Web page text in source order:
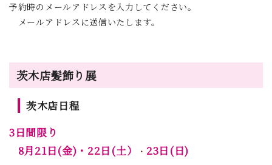
予約時のメールアドレスを入力してください。
メールアドレスに送信いたします。
茨木店髪飾り展
茨木店日程
3日間限り
8月21日(金)・22日(土）
・ 23日(日)